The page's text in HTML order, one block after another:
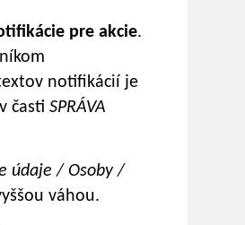
pre akcie.
notifikácií je
v časti SPRÁVA
údaje / Osoby /
váhou.